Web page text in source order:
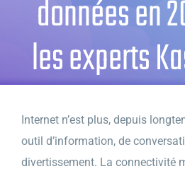
données en
les experts
Internet n’est plus, depuis
outil d’information, de
divertissement. La connectivité